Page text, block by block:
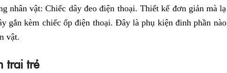
nhân vật: Chiếc dây đeo điện thoại. Thiết kế đơn giản mà lạ
gắn kèm chiếc ốp điện thoại. Đây là phụ kiện đinh phần nào
vật.
trai trẻ